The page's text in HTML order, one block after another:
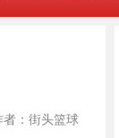
：街头篮球